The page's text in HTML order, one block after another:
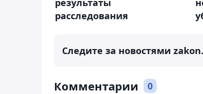
расследования
Следите за новостями
Комментарии 0